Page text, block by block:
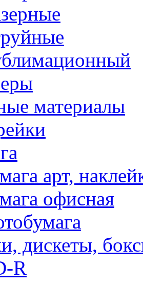
материалы
арт,
офисная
дискеты,
R